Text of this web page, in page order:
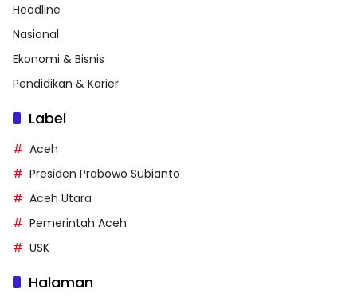
Headline
Nasional
Ekonomi & Bisnis
Pendidikan & Karier
Label
Aceh
Presiden Prabowo Subianto
Aceh Utara
Pemerintah Aceh
USK
Halaman